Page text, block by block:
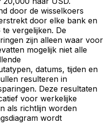
door de wisselkoers
door elke bank en
vergelijken. De
zijn alleen waar voor
mogelijk niet alle
datums, tijden en
resulteren in
Deze resultaten
voor werkelijke
als richtlijn worden
wordt